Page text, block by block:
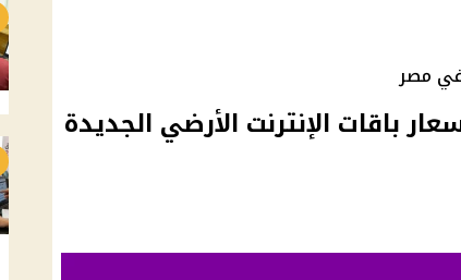
في مصر
باقات الإنترنت الأرضي الجديدة